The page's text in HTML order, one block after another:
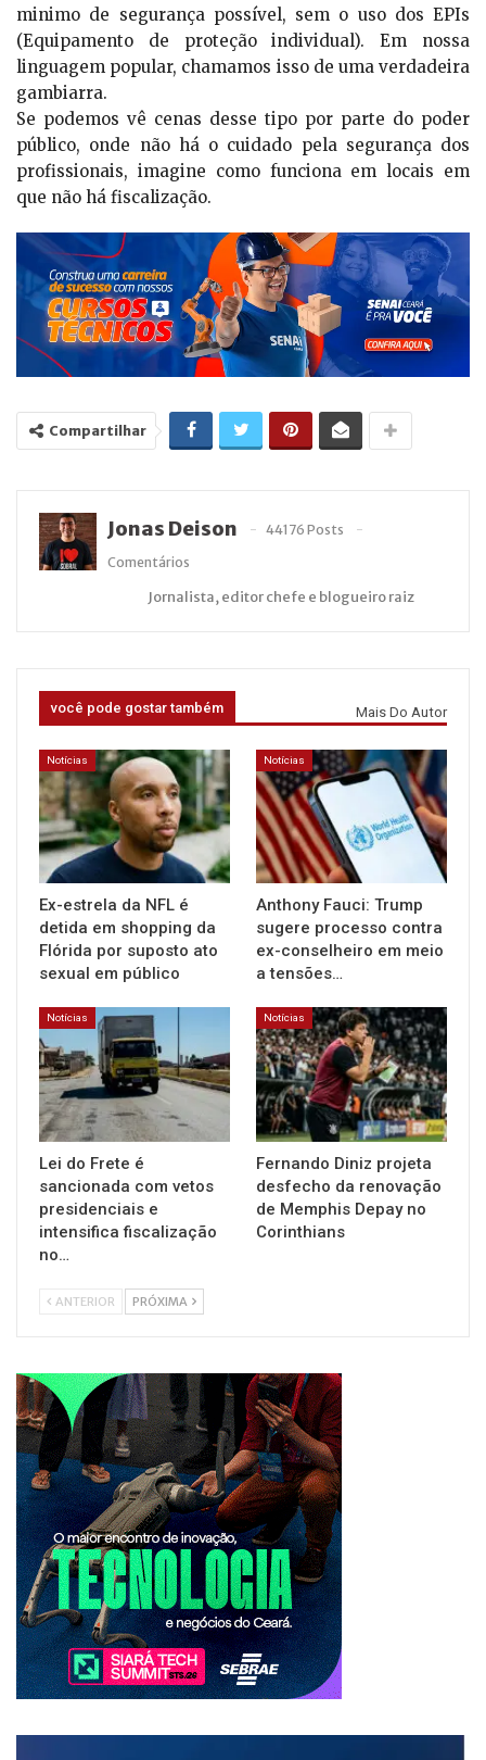
minimo de segurança possível, sem o uso dos EPIs
(Equipamento de proteção individual). Em nossa
linguagem popular, chamamos isso de uma verdadeira
gambiarra.
Se podemos vê cenas desse tipo por parte do poder
público, onde não há o cuidado pela segurança dos
profissionais, imagine como funciona em locais em
que não há fiscalização.
Compartilhar
Jonas Deison
44176 Posts
Comentários
Jornalista, editor chefe e blogueiro raiz
você pode gostar também Mais Do Autor
Notícias
Ex-estrela da NFL é
detida em shopping da
Flórida por suposto ato
sexual em público
Notícias
Anthony Fauci: Trump
sugere processo contra
ex-conselheiro em meio
a tensões…
Notícias
Lei do Frete é
sancionada com vetos
presidenciais e
intensifica fiscalização
no…
Notícias
Fernando Diniz projeta
desfecho da renovação
de Memphis Depay no
Corinthians
ANTERIOR PRÓXIMA